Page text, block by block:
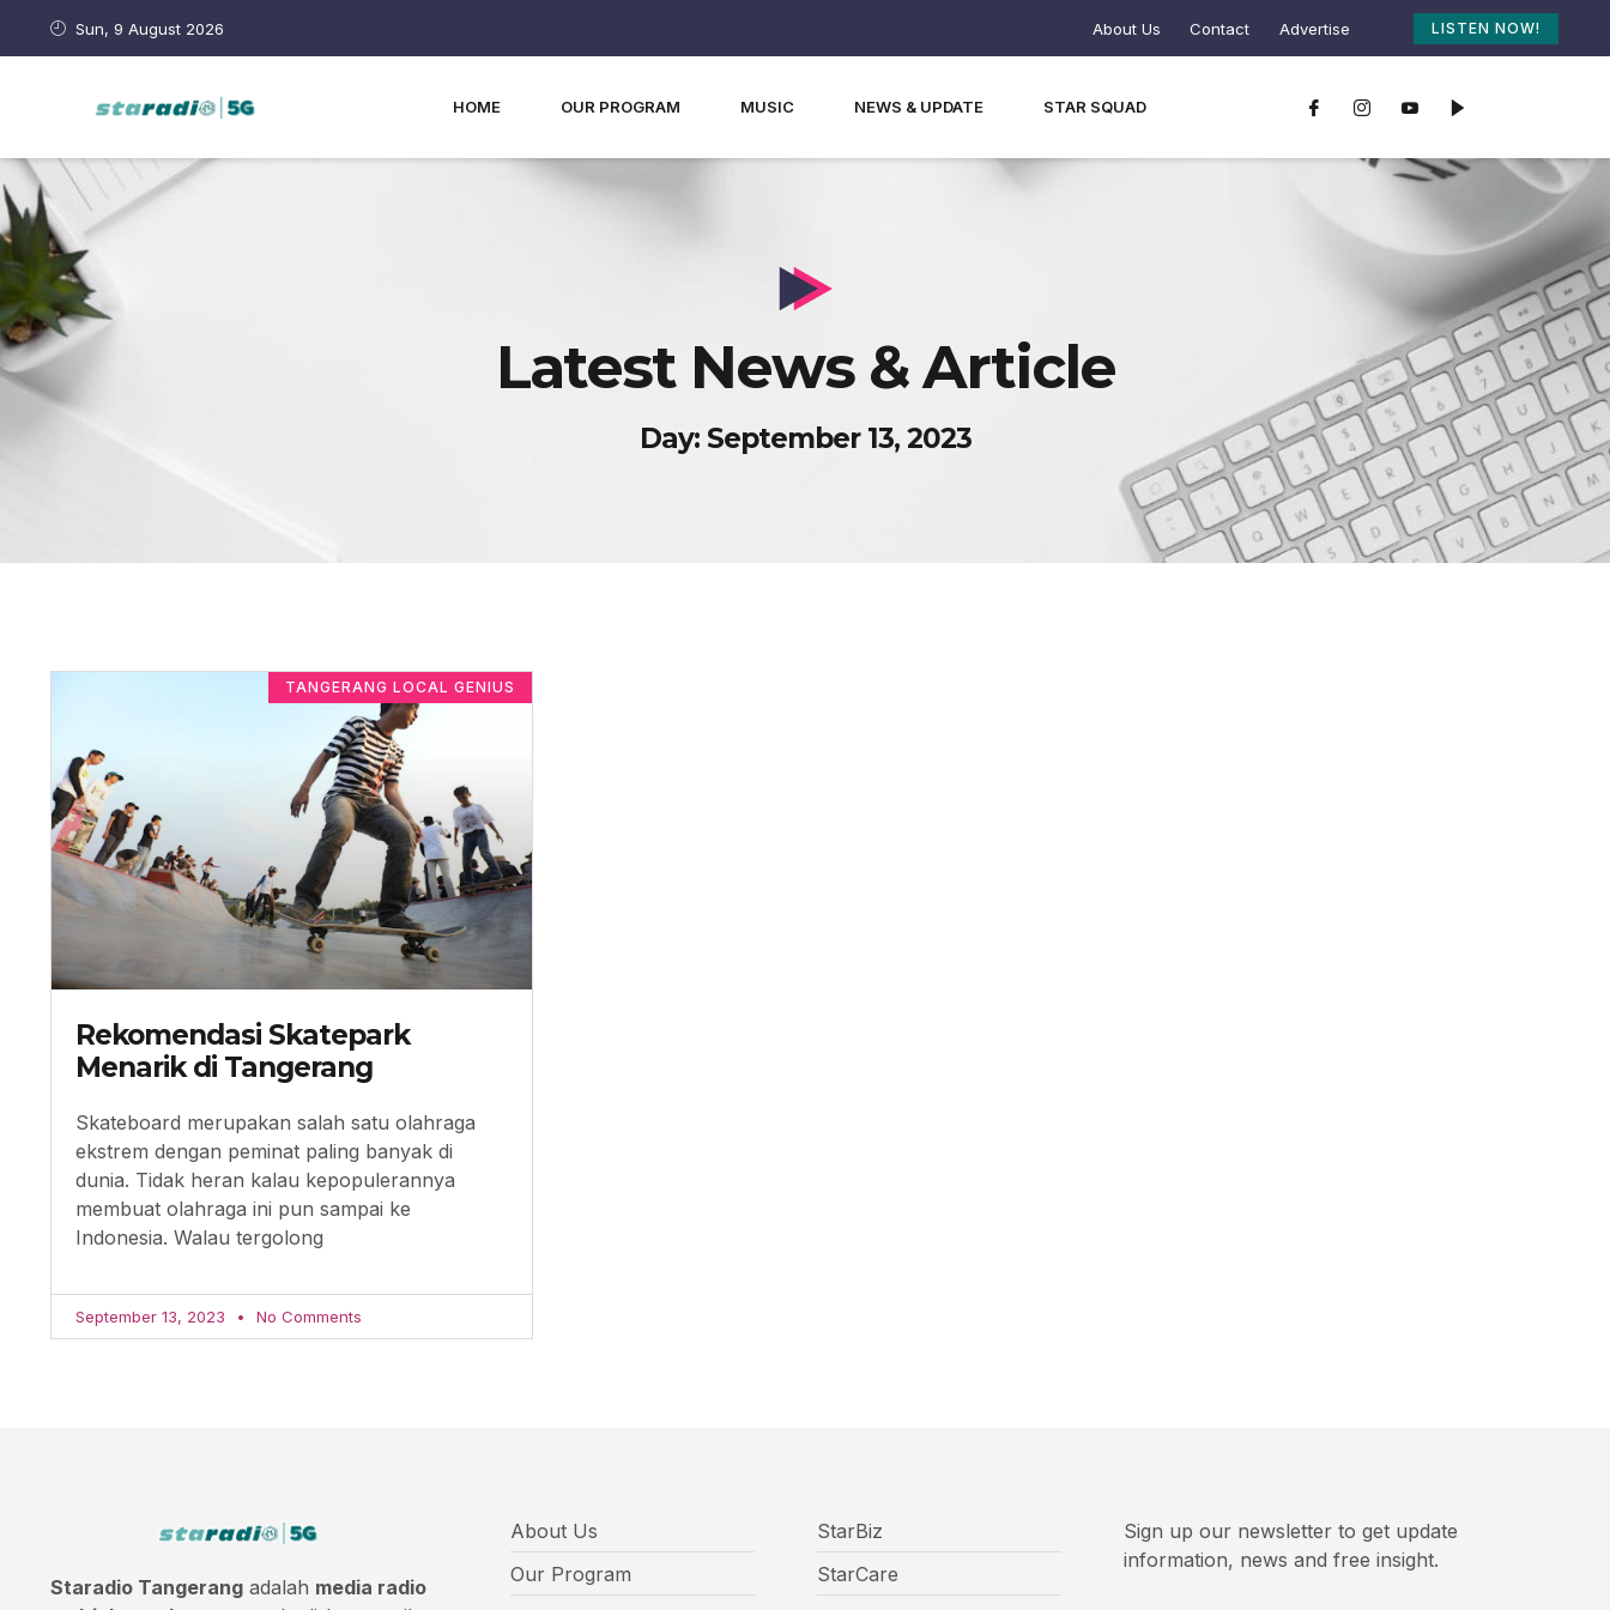
Sun, 9 August 2026 About Us Contact Advertise LISTEN NOW!
HOME OUR PROGRAM MUSIC NEWS & UPDATE STAR SQUAD
Latest News & Article
Day: September 13, 2023
TANGERANG LOCAL GENIUS
Rekomendasi Skatepark
Menarik di Tangerang
Skateboard merupakan salah satu olahraga
ekstrem dengan peminat paling banyak di
dunia. Tidak heran kalau kepopulerannya
membuat olahraga ini pun sampai ke
Indonesia. Walau tergolong
September 13, 2023 No Comments
Staradio Tangerang adalah media radio
About Us
Our Program
StarBiz
StarCare
Sign up our newsletter to get update
information, news and free insight.